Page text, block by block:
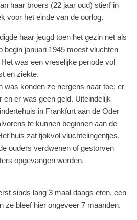
haar broers (22 jaar oud) stierf in
voor het einde van de oorlog.
haar jeugd toen het gezin net als
begin januari 1945 moest vluchten
was een vreselijke periode vol
en ziekte.
was konden ze nergens naar toe; er
er was geen geld. Uiteindelijk
in Frankfurt aan de Oder
te kunnen beginnen aan de
huis zat tjokvol vluchtelingentjes,
ouders verdwenen of gestorven
opgevangen werden.
sinds lang 3 maal daags eten, een
ze bleef hier ongeveer 7 maanden.